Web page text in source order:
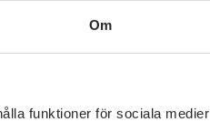
Om
funktioner för sociala medier